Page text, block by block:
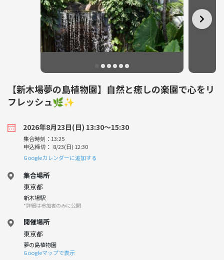
【新木場夢の島植物園】自然と癒しの楽園で心をリ
フレッシュ🌿✨
2026年8月23日(日) 13:30〜15:30
集合時刻：13:25
申込締切： 8/23(日) 12:30
Googleカレンダーに追加する
集合場所
東京都
新木場駅
*詳細は参加者のみに公開
開催場所
東京都
夢の島植物園
Googleマップで表示